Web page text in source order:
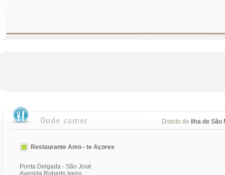
Distrito de Ilha de São
Restaurante Amo - te Açores
Ponta Delgada - São José
Avenida Roberto Ivens